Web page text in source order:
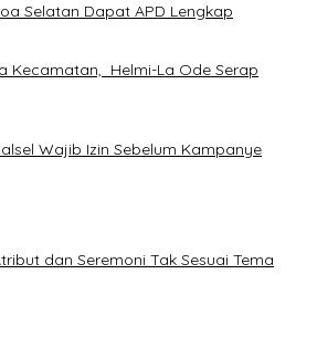
Selatan Dapat APD Lengkap
Kecamatan, Helmi-La Ode Serap
Wajib Izin Sebelum Kampanye
dan Seremoni Tak Sesuai Tema